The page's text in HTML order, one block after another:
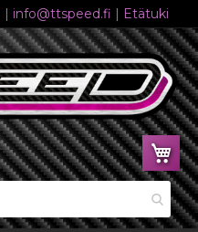
| info@ttspeed.fi | Etätuki